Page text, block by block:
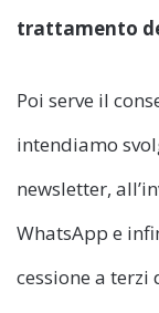
trattamento
Poi serve il
intendiamo
newsletter,
WhatsApp e
cessione a